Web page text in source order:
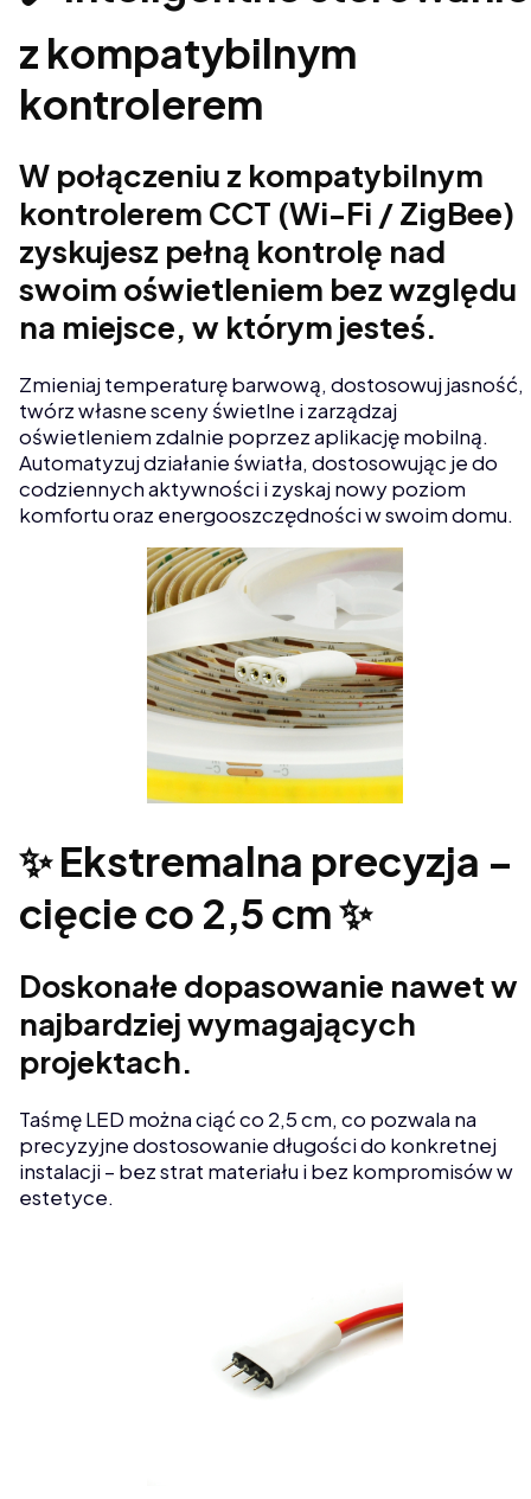
z kompatybilnym
kontrolerem
W połączeniu z kompatybilnym
kontrolerem CCT (Wi-Fi / ZigBee)
zyskujesz pełną kontrolę nad
swoim oświetleniem bez względu
na miejsce, w którym jesteś.
Zmieniaj temperaturę barwową, dostosowuj jasność,
twórz własne sceny świetlne i zarządzaj
oświetleniem zdalnie poprzez aplikację mobilną.
Automatyzuj działanie światła, dostosowując je do
codziennych aktywności i zyskaj nowy poziom
komfortu oraz energooszczędności w swoim domu.
✨ Ekstremalna precyzja –
cięcie co 2,5 cm ✨
Doskonałe dopasowanie nawet w
najbardziej wymagających
projektach.
Taśmę LED można ciąć co 2,5 cm, co pozwala na
precyzyjne dostosowanie długości do konkretnej
instalacji – bez strat materiału i bez kompromisów w
estetyce.